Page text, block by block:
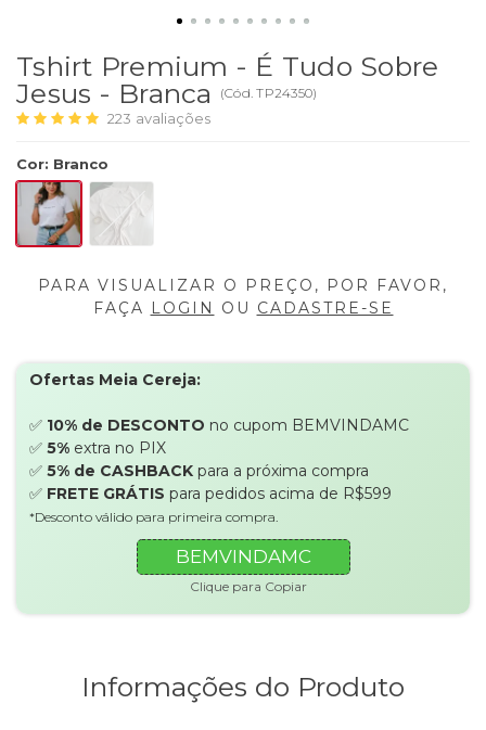
Tshirt Premium - É Tudo Sobre
Jesus - Branca
(Cód.TP24350)
223 avaliações
Cor: Branco
PARA VISUALIZAR O PREÇO, POR FAVOR,
FAÇA LOGIN OU CADASTRE-SE
Ofertas Meia Cereja:
✅ 10% de DESCONTO no cupom BEMVINDAMC
✅ 5% extra no PIX
✅ 5% de CASHBACK para a próxima compra
✅ FRETE GRÁTIS para pedidos acima de R$599
*Desconto válido para primeira compra.
BEMVINDAMC
Clique para Copiar
Informações do Produto